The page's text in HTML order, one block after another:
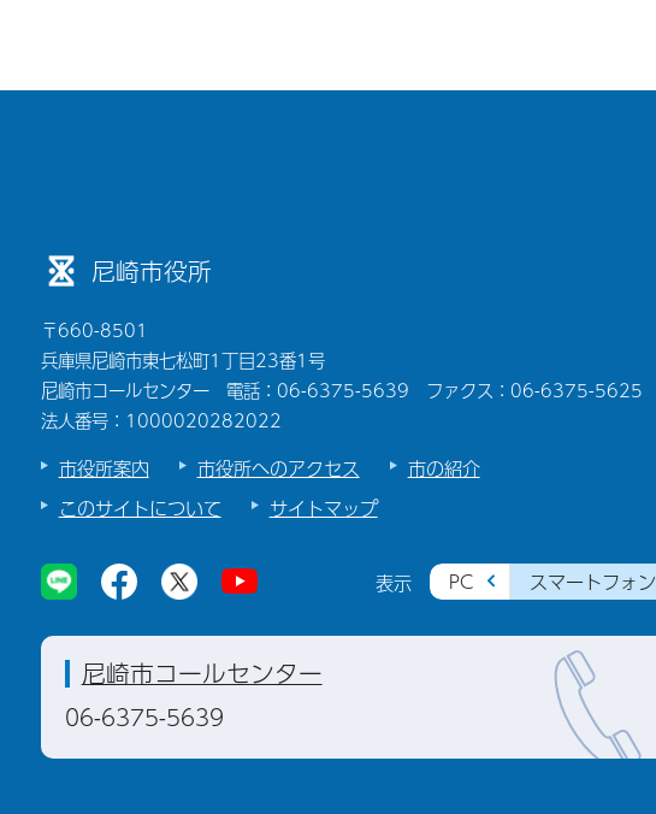
尼崎市役所
〒660-8501
兵庫県尼崎市東七松町1丁目23番1号
尼崎市コールセンター 電話：06-6375-5639 ファクス：06-6375-5625
法人番号：1000020282022
市役所案内 市役所へのアクセス
市の紹介
このサイトについて
サイトマップ
表示 PC スマートフォン
尼崎市コールセンター
06-6375-5639